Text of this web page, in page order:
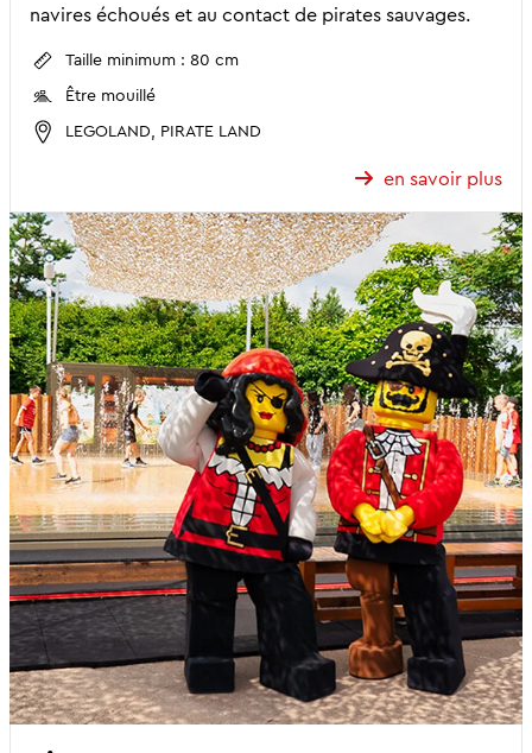
navires échoués et au contact de pirates sauvages.
Taille minimum : 80 cm
Être mouillé
LEGOLAND, PIRATE LAND
en savoir plus